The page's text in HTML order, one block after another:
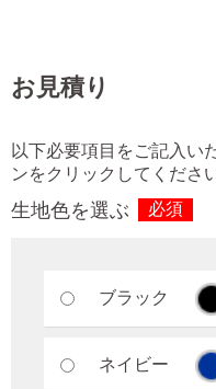
お見積り
以下必要項目をご記入い
ンをクリックしてくださ
生地色を選ぶ 必須
ブラック
ネイビー